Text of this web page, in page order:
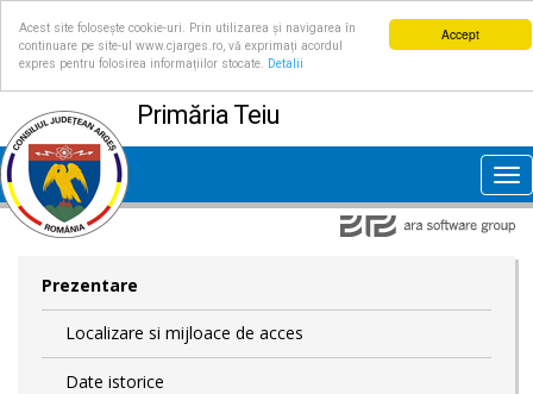
Accept
Acest site folosește cookie-uri. Prin utilizarea și navigarea în
continuare pe site-ul www.cjarges.ro, vă exprimați acordul
expres pentru folosirea informațiilor stocate.
Detalii
Primăria Teiu
Prezentare
Localizare si mijloace de acces
Date istorice